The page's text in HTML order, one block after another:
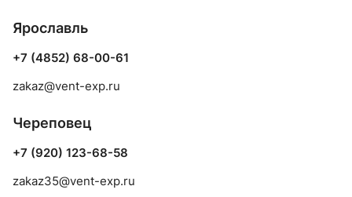
Ярославль
+7 (4852) 68-00-61
zakaz@vent-exp.ru
Череповец
+7 (920) 123-68-58
zakaz35@vent-exp.ru